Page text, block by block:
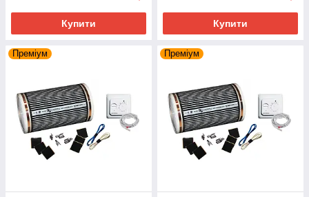
Купити Купити
Преміум Преміум